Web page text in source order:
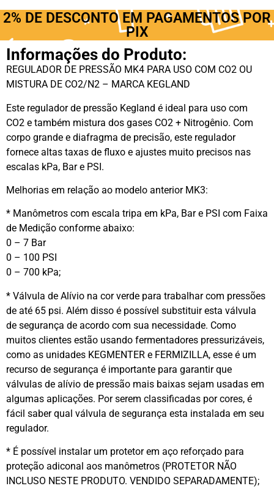
2% DE DESCONTO EM PAGAMENTOS POR
PIX
Informações do Produto:
REGULADOR DE PRESSÃO MK4 PARA USO COM CO2 OU
MISTURA DE CO2/N2 – MARCA KEGLAND
Este regulador de pressão Kegland é ideal para uso com
CO2 e também mistura dos gases CO2 + Nitrogênio. Com
corpo grande e diafragma de precisão, este regulador
fornece altas taxas de fluxo e ajustes muito precisos nas
escalas kPa, Bar e PSI.
Melhorias em relação ao modelo anterior MK3:
* Manômetros com escala tripa em kPa, Bar e PSI com Faixa
de Medição conforme abaixo:
0 – 7 Bar
0 – 100 PSI
0 – 700 kPa;
* Válvula de Alívio na cor verde para trabalhar com pressões
de até 65 psi. Além disso é possível substituir esta válvula
de segurança de acordo com sua necessidade. Como
muitos clientes estão usando fermentadores pressurizáveis,
como as unidades KEGMENTER e FERMIZILLA, esse é um
recurso de segurança é importante para garantir que
válvulas de alívio de pressão mais baixas sejam usadas em
algumas aplicações. Por serem classificadas por cores, é
fácil saber qual válvula de segurança esta instalada em seu
regulador.
* É possível instalar um protetor em aço reforçado para
proteção adiconal aos manômetros (PROTETOR NÃO
INCLUSO NESTE PRODUTO. VENDIDO SEPARADAMENTE);